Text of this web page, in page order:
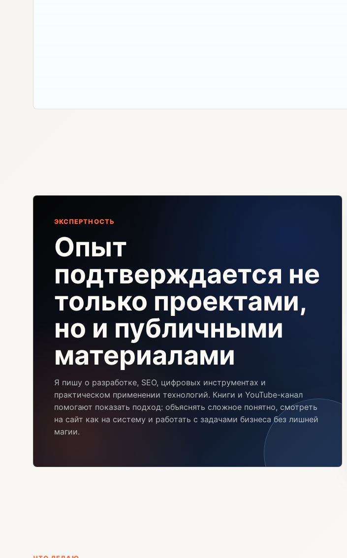
ЭКСПЕРТНОСТЬ
Опыт
подтверждается не
только проектами,
но и публичными
материалами
Я пишу о разработке, SEO, цифровых инструментах и
практическом применении технологий. Книги и YouTube-канал
помогают показать подход: объяснять сложное понятно, смотреть
на сайт как на систему и работать с задачами бизнеса без лишней
магии.